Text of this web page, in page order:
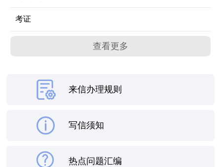
考证
查看更多
来信办理规则
写信须知
热点问题汇编